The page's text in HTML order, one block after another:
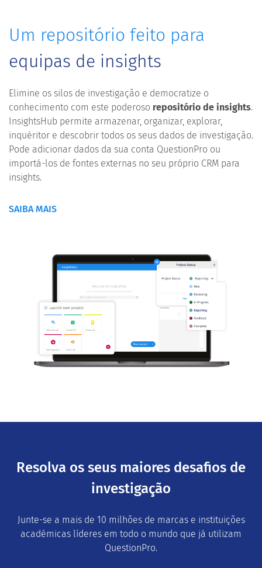
Um repositório feito para
equipas de insights
Elimine os silos de investigação e democratize o
conhecimento com este poderoso repositório de insights.
InsightsHub permite armazenar, organizar, explorar,
inquéritor e descobrir todos os seus dados de investigação.
Pode adicionar dados da sua conta QuestionPro ou
importá-los de fontes externas no seu próprio CRM para
insights.
SAIBA MAIS
Resolva os seus maiores desafios de
investigação
Junte-se a mais de 10 milhões de marcas e instituições
académicas líderes em todo o mundo que já utilizam
QuestionPro.